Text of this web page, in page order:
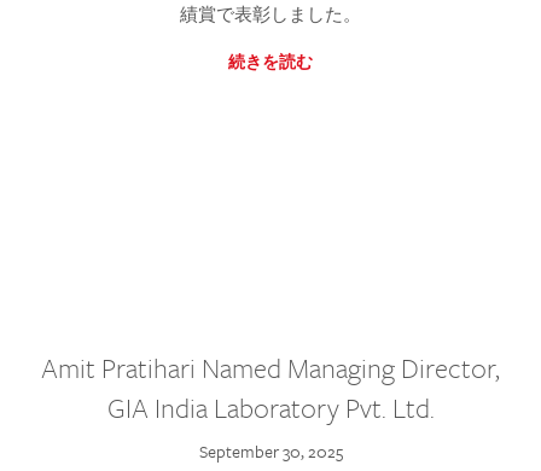
績賞で表彰しました。
続きを読む
Amit Pratihari Named Managing Director,
GIA India Laboratory Pvt. Ltd.
September 30, 2025